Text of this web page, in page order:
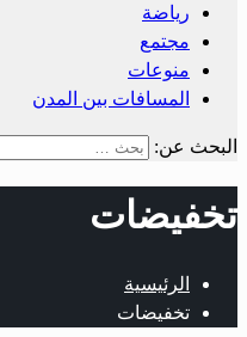
رياضة
مجتمع
منوعات
المسافات بين المدن
البحث عن:
تخفيضات
الرئيسية
تخفيضات